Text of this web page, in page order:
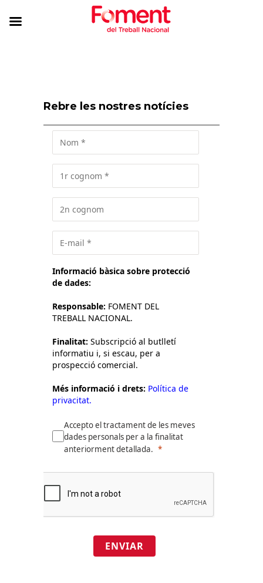
Rebre les nostres notícies
Informació bàsica sobre protecció
de dades:
Responsable: FOMENT DEL
TREBALL NACIONAL.
Finalitat: Subscripció al butlletí
informatiu i, si escau, per a
prospecció comercial.
Més informació i drets: Política de
privacitat.
Accepto el tractament de les meves
dades personals per a la finalitat
anteriorment detallada.
ENVIAR